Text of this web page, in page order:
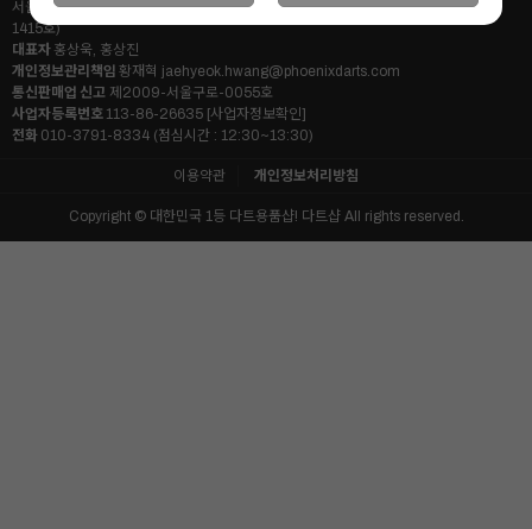
서울시 구로구 디지털로26길 111 (쇼핑몰소재지 : 구로동 222-12 마리오타워 14층
1415호)
대표자 홍상욱, 홍상진
개인정보관리책임 황재혁 jaehyeok.hwang@phoenixdarts.com
통신판매업 신고 제2009-서울구로-0055호
사업자등록번호 113-86-26635 [사업자정보확인]
전화 010-3791-8334 (점심시간 : 12:30~13:30)
이용약관 개인정보처리방침
Copyright © 대한민국 1등 다트용품샵! 다트샵 All rights reserved.